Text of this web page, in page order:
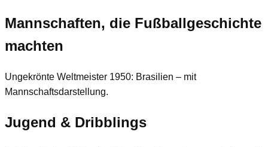
Mannschaften, die Fußballgeschichte
machten
Ungekrönte Weltmeister 1950: Brasilien – mit
Mannschaftsdarstellung.
Jugend & Dribblings